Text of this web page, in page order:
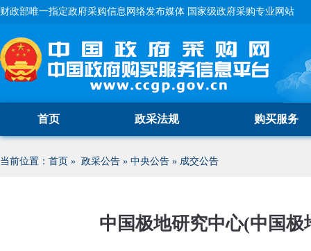
财政部唯一指定政府采购信息网络发布媒体 国家级政府采购专业网站
首页 政采法规 购买服务
当前位置： 首页 » 政采公告 » 中央公告 » 成交公告
中国极地研究中心(中国